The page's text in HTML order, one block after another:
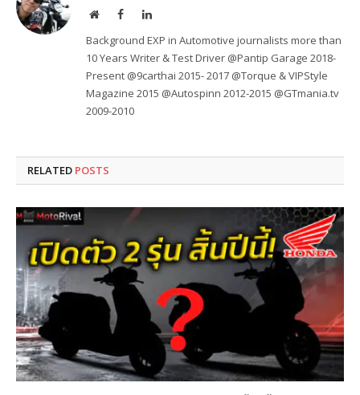
WebsiteFacebookLinkedIn
Background EXP in Automotive journalists more than
10 Years Writer & Test Driver @Pantip Garage 2018-
Present @9carthai 2015- 2017 @Torque & VIPStyle
Magazine 2015 @Autospinn 2012-2015 @GTmania.tv
2009-2010
RELATED POSTS